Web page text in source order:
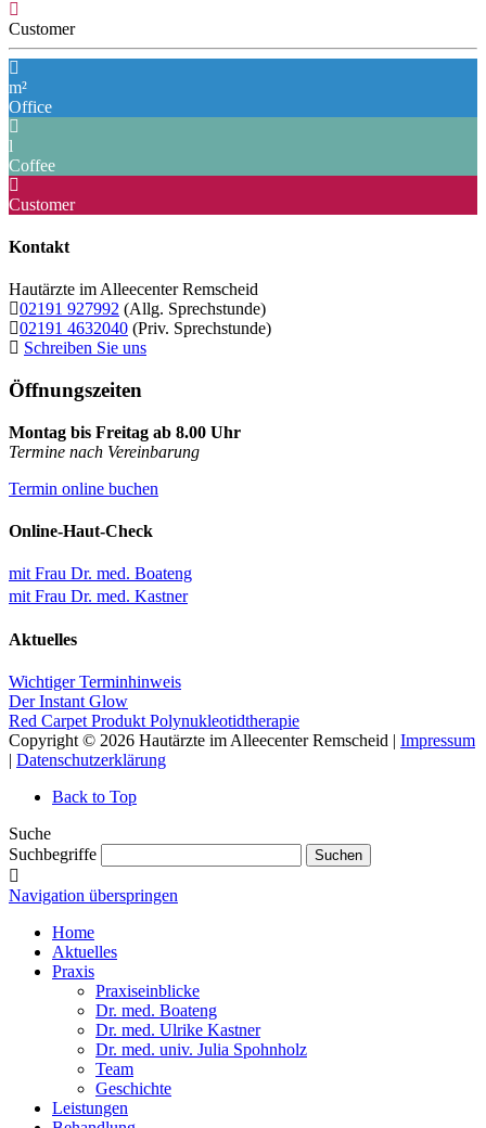
Customer
m²
Office
l
Coffee
Customer
Kontakt
Hautärzte im Alleecenter Remscheid
02191 927992 (Allg. Sprechstunde)
02191 4632040 (Priv. Sprechstunde)
Schreiben Sie uns
Öffnungszeiten
Montag bis Freitag ab 8.00 Uhr
Termine nach Vereinbarung
Termin online buchen
Online-Haut-Check
mit Frau Dr. med. Boateng
mit Frau Dr. med. Kastner
Aktuelles
Wichtiger Terminhinweis
Der Instant Glow
Red Carpet Produkt Polynukleotidtherapie
Copyright © 2026 Hautärzte im Alleecenter Remscheid | Impressum
| Datenschutzerklärung
Back to Top
Suche
Suchbegriffe
Suchen
Navigation überspringen
Home
Aktuelles
Praxis
Praxiseinblicke
Dr. med. Boateng
Dr. med. Ulrike Kastner
Dr. med. univ. Julia Spohnholz
Team
Geschichte
Leistungen